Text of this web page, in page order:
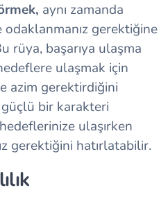
aynı zamanda
odaklanmanız gerektiğine
rüya, başarıya ulaşma
ulaşmak için
azim gerektirdiğini
bir karakteri
ulaşırken
gerektiğini hatırlatabilir.